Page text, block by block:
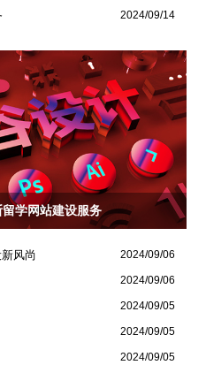
2024/09/14
学网站建设服务
风尚 2024/09/06
2024/09/06
2024/09/05
2024/09/05
2024/09/05